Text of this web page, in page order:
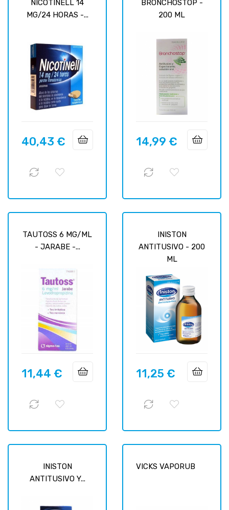
NICOTINELL 14
MG/24 HORAS -...
Prix
40,43 €
BRONCHOSTOP -
200 ML
Prix
14,99 €
TAUTOSS 6 MG/ML
- JARABE -...
Prix
11,44 €
INISTON
ANTITUSIVO - 200
ML
Prix
11,25 €
INISTON
ANTITUSIVO Y...
VICKS VAPORUB